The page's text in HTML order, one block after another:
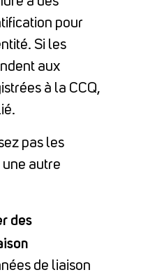
pour
Si les
aux
à la CCQ,
pas les
autre
des
de liaison